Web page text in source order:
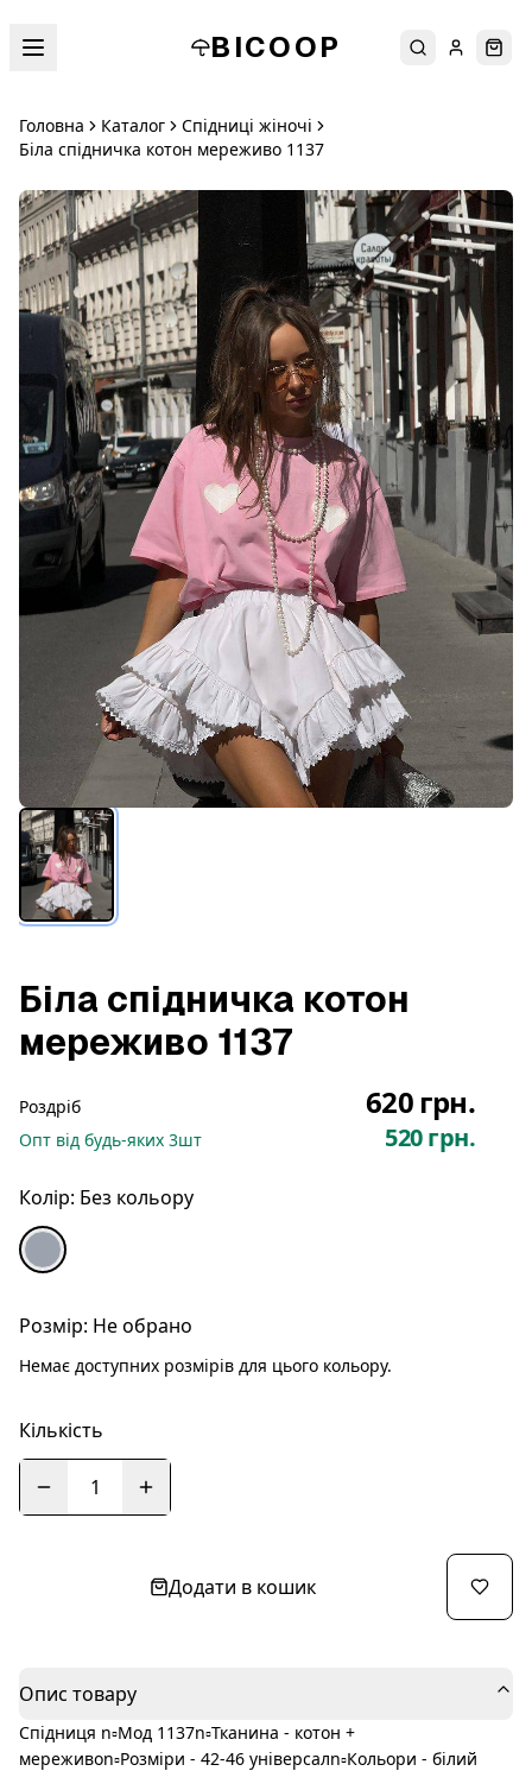
BICOOP ПошукУвійти
Головна Каталог
Спідниці жіночі
Біла спідничка котон мереживо 1137
Біла спідничка котон
мереживо 1137
Роздріб 620 грн.
Опт від будь-яких 3шт 520 грн.
Колір: Без кольору
Розмір: Не обрано
Немає доступних розмірів для цього кольору.
Кількість
1
Додати в кошик
Опис товару
Спідниця n▫️Мод 1137n▫️Тканина - котон +
мереживоn▫️Розміри - 42-46 універсалn▫️Кольори - білий